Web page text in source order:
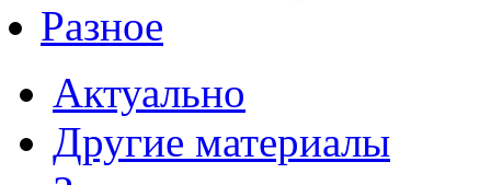
Разное
Актуально
Другие материалы